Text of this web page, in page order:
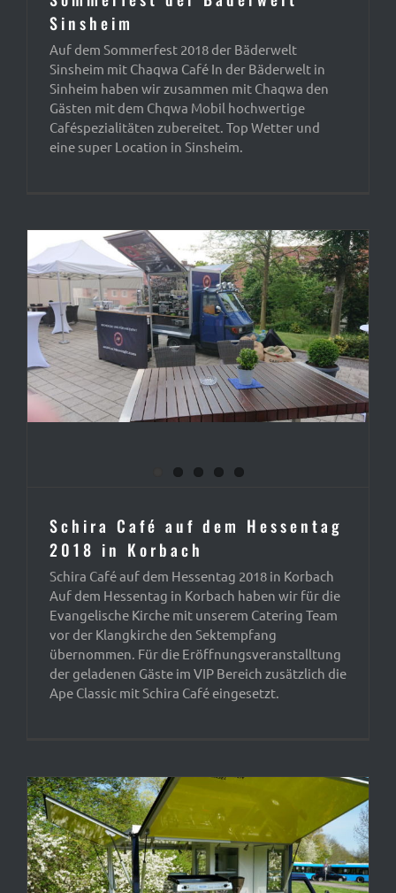
Sinsheim
Auf dem Sommerfest 2018 der Bäderwelt
Sinsheim mit Chaqwa Café In der Bäderwelt in
Sinheim haben wir zusammen mit Chaqwa den
Gästen mit dem Chqwa Mobil hochwertige
Caféspezialitäten zubereitet. Top Wetter und
eine super Location in Sinsheim.
Schira Café auf dem Hessentag
2018 in Korbach
Schira Café auf dem Hessentag 2018 in Korbach
Auf dem Hessentag in Korbach haben wir für die
Evangelische Kirche mit unserem Catering Team
vor der Klangkirche den Sektempfang
übernommen. Für die Eröffnungsveranstalltung
der geladenen Gäste im VIP Bereich zusätzlich die
Ape Classic mit Schira Café eingesetzt.